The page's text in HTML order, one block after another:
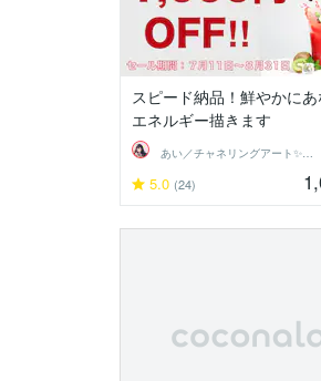
スピード納品！鮮やかに
エネルギー描きます
あい／チャネリングアート✨夏SALE
5.0 (24)